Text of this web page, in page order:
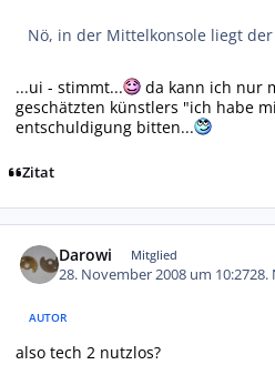
Nö, in der Mittelkonsole liegt der
...ui - stimmt...
da kann ich nur
geschätzten künstlers "ich habe
entschuldigung bitten...
Zitat
Darowi Mitglied
28. November 2008 um 10:2728.
AUTOR
also tech 2 nutzlos?